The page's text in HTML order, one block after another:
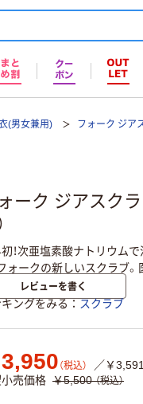
(男女兼用) フォーク ジア
ーク ジアスク
！次亜塩素酸ナトリウム
ォークの新しいスクラブ
レビューを書く
キングをみる スクラブ
（税込）
／￥3,591
売価格 ￥5,500 （税込）